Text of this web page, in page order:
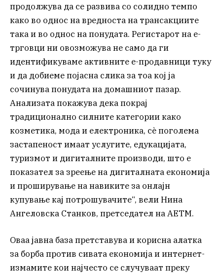
продолжува да се развива со солидно темпо
како во однос на вредноста на трансакциите
така и во однос на понудата. Регистарот на е-
трговци ни овозможува не само да ги
идентификуваме активните е-продавници туку
и да добиеме појасна слика за тоа кој ја
сочинува понудата на домашниот пазар.
Анализата покажува дека покрај
традиционално силните категории како
козметика, мода и електроника, сè поголема
застапеност имаат услугите, едукацијата,
туризмот и дигиталните производи, што е
показател за зреење на дигиталната економија
и проширување на навиките за онлајн
купување кај потрошувачите“, вели Нина
Ангеловска Станков, претседател на АЕТМ.
Оваа јавна база претставува и корисна алатка
за борба против сивата економија и интернет-
измамите кои најчесто се случуваат преку